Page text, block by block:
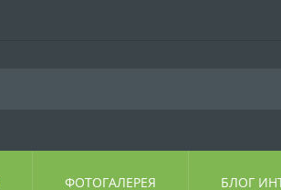
ФОТОГАЛЕРЕЯ БЛОГ